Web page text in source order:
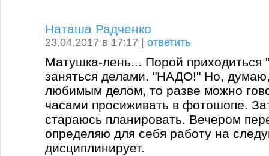
Наташа Радченко
23.04.2017 в 17:17 |ответить
Матушка-лень... Порой приходиться
заняться делами. "НАДО!" Но,
любимым делом, то разве можно
часами просиживать в фотошопе.
стараюсь планировать. Вечером
определяю для себя работу на
дисциплинирует.